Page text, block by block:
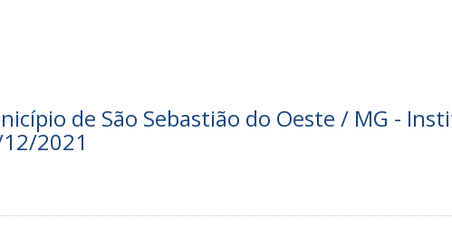
de São Sebastião do Oeste / MG -
2021